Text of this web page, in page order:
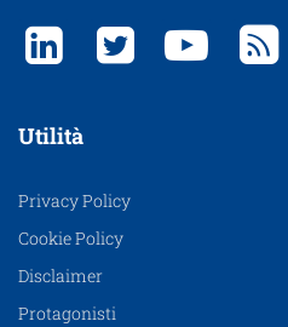
Utilità
Privacy Policy
Cookie Policy
Disclaimer
Protagonisti